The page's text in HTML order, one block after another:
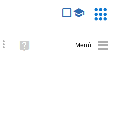
Búsqueda avanzada
Ayuda
(en